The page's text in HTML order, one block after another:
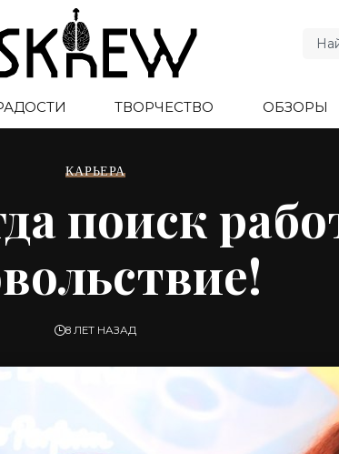
ТВОРЧЕСТВО ОБЗОРЫ
КАРЬЕРА
поиск
8 ЛЕТ НАЗАД